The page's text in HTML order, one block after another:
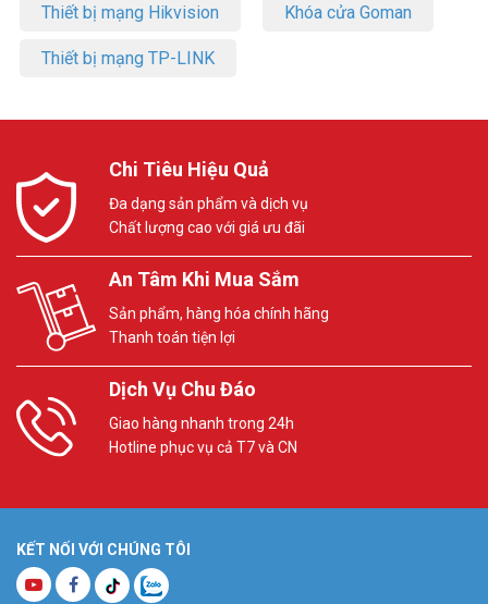
Thiết bị mạng Hikvision Khóa cửa Goman
Thiết bị mạng TP-LINK
Chi Tiêu Hiệu Quả
Đa dạng sản phẩm và dịch vụ
Chất lượng cao với giá ưu đãi
An Tâm Khi Mua Sắm
Sản phẩm, hàng hóa chính hãng
Thanh toán tiện lợi
Dịch Vụ Chu Đáo
Giao hàng nhanh trong 24h
Hotline phục vụ cả T7 và CN
KẾT NỐI VỚI CHÚNG TÔI